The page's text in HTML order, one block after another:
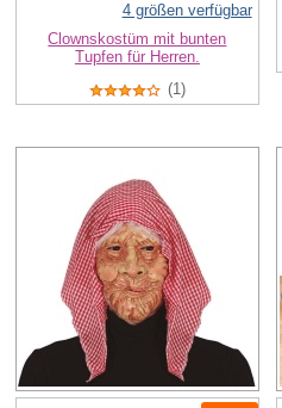
4 größen verfügbar
Clownskostüm mit bunten
Tupfen für Herren.
(1)